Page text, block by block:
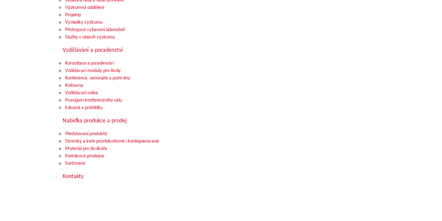
Výzkumná oddělení
Projekty
Výsledky výzkumu
Přístrojové vybavení laboratoří
Služby v oblasti výzkumu
Vzdělávání a poradenství
Konzultace a poradenství
Vzdělávací moduly pro školy
Konference, semináře a polní dny
Knihovna
Vzdělávací videa
Pronájem konferenčního sálu
Exkurze a prohlídky
Nabídka produkce a prodej
Představení produktů
Stromky a keře prostokořenné i kontejnerované
Materiál pro školkaře
Podniková prodejna
Sortiment
Kontakty